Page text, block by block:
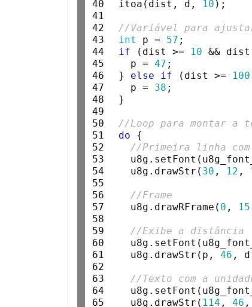
40
41
42
43
44
45
46
47
48
49
50
51
52
53
54
55
56
57
58
59
60
61
62
63
64
65
  itoa(dist, d,
10 );
//Variável para
int
p = 57 ;
if (dist >= 10 &&
    p =
47 ;
  }
else if (dist >= 100
    p =
38 ;
  }
//Loop para montar a
do {
//Primeira linha
    u8g.drawStr(
30 , 12 ,
//Frame
    u8g.drawRFrame(
0 , 15
//Exibe a distância
    u8g.drawStr(p,
46 ,
//Texto com a
    u8g.drawStr(
114 , 46 ,